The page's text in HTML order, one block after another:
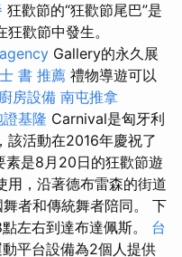
狂歡節的“狂歡節尾巴”是
歡節中發生。
Gallery的永久展
書 推薦 禮物導遊可以
廚房設備 南屯推拿
證基隆 Carnival是匈牙利
該活動在2016年慶祝了
素是8月20日的狂歡節遊
用，沿著德布雷森的街道
者和傳統舞者陪同。 下
左右到達布達佩斯。 台
平台設備為2個人提供